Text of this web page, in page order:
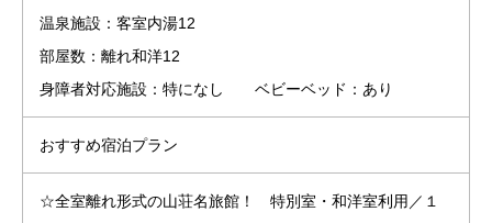
温泉施設：客室内湯12
部屋数：離れ和洋12
身障者対応施設：特になし ベビーベッド：あり
おすすめ宿泊プラン
☆全室離れ形式の山荘名旅館！ 特別室・和洋室利用／１